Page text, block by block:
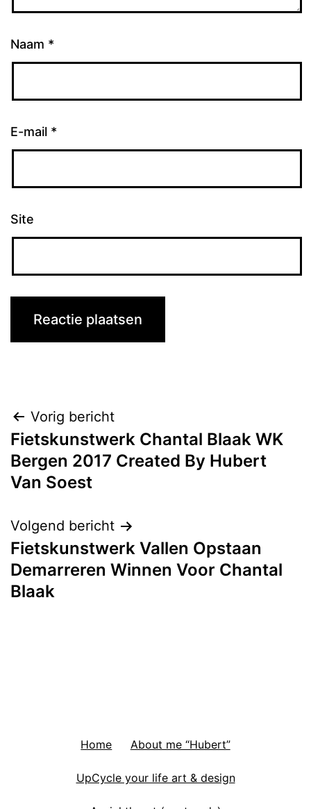
Naam *
E-mail *
Site
Bericht
navigatie
Vorig bericht
Fietskunstwerk Chantal Blaak WK
Bergen 2017 Created By Hubert
Van Soest
Volgend bericht
Fietskunstwerk Vallen Opstaan
Demarreren Winnen Voor Chantal
Blaak
Home About me “Hubert”
UpCycle your life art & design